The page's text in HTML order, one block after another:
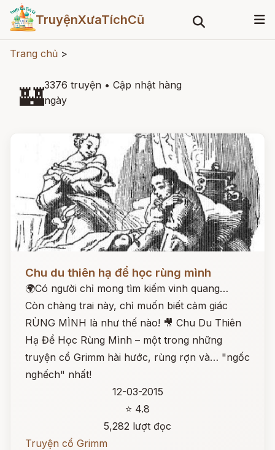
TruyệnXưaTíchCũ
Trang chủ >
🏰3376 truyện • Cập nhật hàng
ngày
Chu du thiên hạ để học rùng mình
🌍Có người chỉ mong tìm kiếm vinh quang…
Còn chàng trai này, chỉ muốn biết cảm giác
RÙNG MÌNH là như thế nào! 🎥 Chu Du Thiên
Hạ Để Học Rùng Mình – một trong những
truyện cổ Grimm hài hước, rùng rợn và… "ngốc
nghếch" nhất!
12-03-2015
⭐ 4.8
5,282 lượt đọc
Truyện cổ Grimm